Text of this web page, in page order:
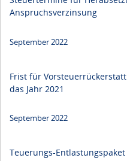
Anspruchsverzinsung
September 2022
Frist für
das Jahr 2021
September 2022
Teuerungs-